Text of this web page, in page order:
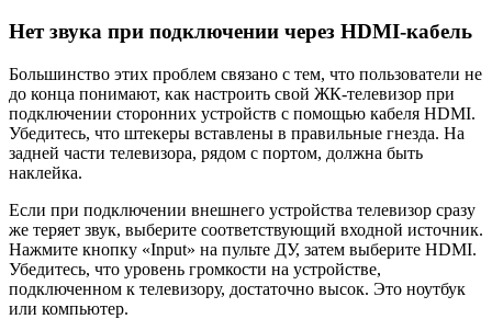
Нет звука при подключении через HDMI-кабель
Большинство этих проблем связано с тем, что пользователи не
до конца понимают, как настроить свой ЖК-телевизор при
подключении сторонних устройств с помощью кабеля HDMI.
Убедитесь, что штекеры вставлены в правильные гнезда. На
задней части телевизора, рядом с портом, должна быть
наклейка.
Если при подключении внешнего устройства телевизор сразу
же теряет звук, выберите соответствующий входной источник.
Нажмите кнопку «Input» на пульте ДУ, затем выберите HDMI.
Убедитесь, что уровень громкости на устройстве,
подключенном к телевизору, достаточно высок. Это ноутбук
или компьютер.